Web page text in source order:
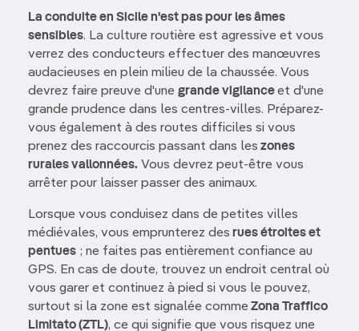
La conduite en Sicile n'est pas pour les âmes
sensibles. La culture routière est agressive et vous
verrez des conducteurs effectuer des manœuvres
audacieuses en plein milieu de la chaussée. Vous
devrez faire preuve d'une grande vigilanceet d'une
grande prudence dans les centres-villes. Préparez-
vous également à des routes difficiles si vous
prenez des raccourcis passant dans les zones
rurales vallonnées. Vous devrez peut-être vous
arrêter pour laisser passer des animaux.
Lorsque vous conduisez dans de petites villes
médiévales, vous emprunterez des rues étroites et
pentues ; ne faites pas entièrement confiance au
GPS. En cas de doute, trouvez un endroit central où
vous garer et continuez à pied si vous le pouvez,
surtout si la zone est signalée commeZona Traffico
Limitato (ZTL), ce qui signifie que vous risquez une